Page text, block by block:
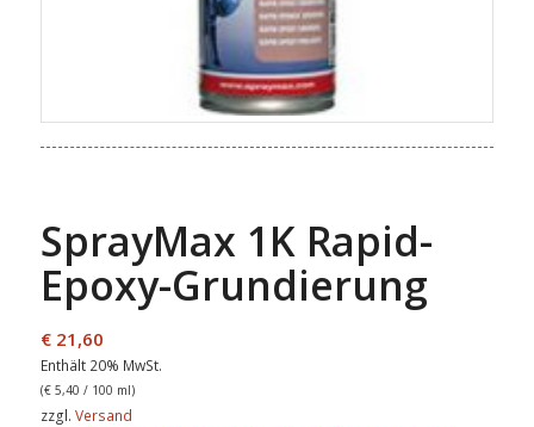
SprayMax 1K Rapid-
Epoxy-Grundierung
€21,60
Enthält 20% MwSt.
(€5,40 / 100 ml)
zzgl. Versand